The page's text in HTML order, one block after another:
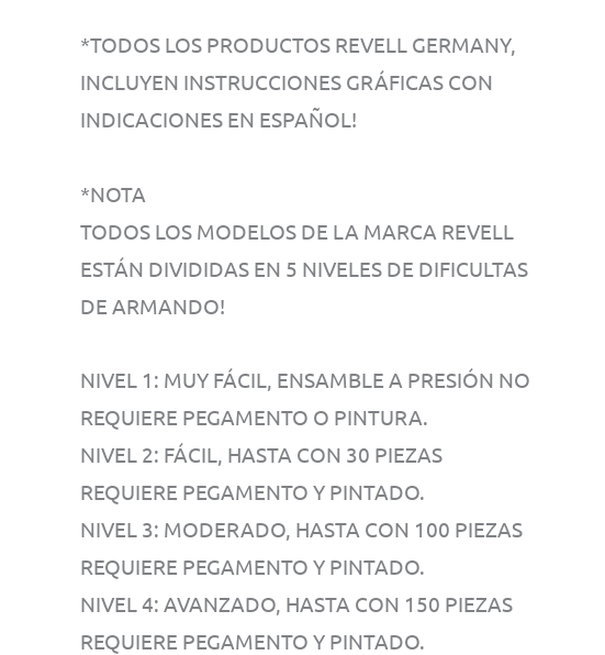
*TODOS LOS PRODUCTOS REVELL GERMANY,
INCLUYEN INSTRUCCIONES GRÁFICAS CON
INDICACIONES EN ESPAÑOL!
*NOTA
TODOS LOS MODELOS DE LA MARCA REVELL
ESTÁN DIVIDIDAS EN 5 NIVELES DE DIFICULTAS
DE ARMANDO!
NIVEL 1: MUY FÁCIL, ENSAMBLE A PRESIÓN NO
REQUIERE PEGAMENTO O PINTURA.
NIVEL 2: FÁCIL, HASTA CON 30 PIEZAS
REQUIERE PEGAMENTO Y PINTADO.
NIVEL 3: MODERADO, HASTA CON 100 PIEZAS
REQUIERE PEGAMENTO Y PINTADO.
NIVEL 4: AVANZADO, HASTA CON 150 PIEZAS
REQUIERE PEGAMENTO Y PINTADO.